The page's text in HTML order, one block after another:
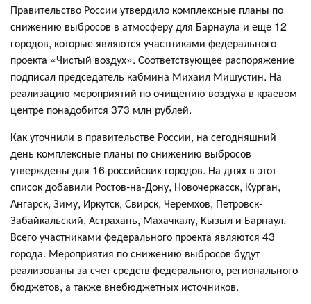
Правительство России утвердило комплексные планы по
снижению выбросов в атмосферу для Барнаула и еще 12
городов, которые являются участниками федерального
проекта «Чистый воздух». Соответствующее распоряжение
подписал председатель кабмина Михаил Мишустин. На
реализацию мероприятий по очищению воздуха в краевом
центре понадобится 373 млн рублей.
Как уточнили в правительстве России, на сегодняшний
день комплексные планы по снижению выбросов
утверждены для 16 российских городов. На днях в этот
список добавили Ростов-на-Дону, Новочеркасск, Курган,
Ангарск, Зиму, Иркутск, Свирск, Черемхов, Петровск-
Забайкальский, Астрахань, Махачкалу, Кызыл и Барнаул.
Всего участниками федерального проекта являются 43
города. Мероприятия по снижению выбросов будут
реализованы за счет средств федерального, регионального
бюджетов, а также внебюджетных источников.